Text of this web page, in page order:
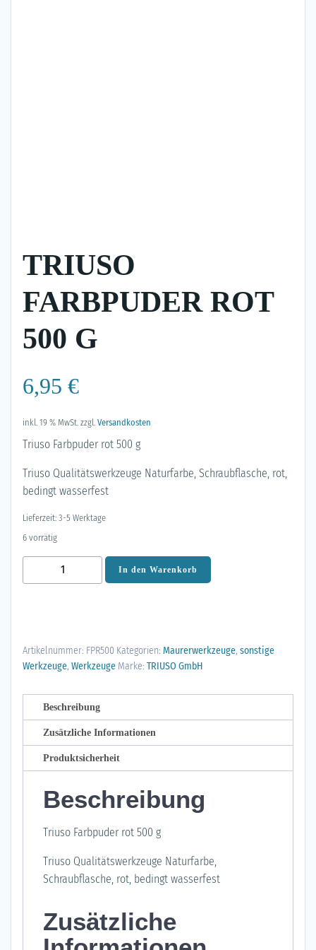
TRIUSO
FARBPUDER ROT
500 G
6,95 €
inkl. 19 % MwSt. zzgl. Versandkosten
Triuso Farbpuder rot 500 g
Triuso Qualitätswerkzeuge Naturfarbe, Schraubflasche, rot,
bedingt wasserfest
Lieferzeit: 3-5 Werktage
6 vorrätig
Farbpuder
Menge
In den Warenkorb
Artikelnummer: FPR500 Kategorien: Maurerwerkzeuge, sonstige
Werkzeuge, Werkzeuge Marke: TRIUSO GmbH
Beschreibung
Zusätzliche Informationen
Produktsicherheit
Beschreibung
Triuso Farbpuder rot 500 g
Triuso Qualitätswerkzeuge Naturfarbe,
Schraubflasche, rot, bedingt wasserfest
Zusätzliche